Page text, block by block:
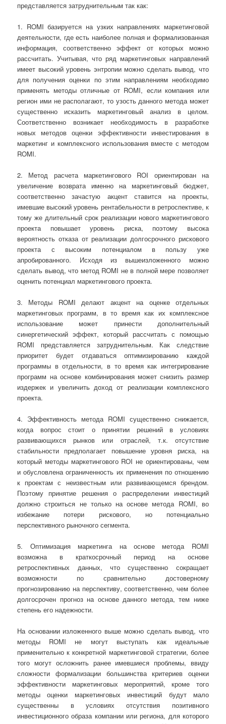
представляется затруднительным так как:
1. ROMI базируется на узких направлениях маркетинговой
деятельности, где есть наиболее полная и формализованная
информация, соответственно эффект от которых можно
рассчитать. Учитывая, что ряд маркетинговых направлений
имеет высокий уровень энтропии можно сделать вывод, что
для получения оценки по этим направлениям необходимо
применять методы отличные от ROMI, если компания или
регион ими не располагают, то узость данного метода может
существенно исказить маркетинговый анализ в целом.
Соответственно возникает необходимость в разработке
новых методов оценки эффективности инвестирования в
маркетинг и комплексного использования вместе с методом
ROMI.
2. Метод расчета маркетингового ROI ориентирован на
увеличение возврата именно на маркетинговый бюджет,
соответственно зачастую акцент ставится на проекты,
имевшие высокий уровень рентабельности в ретроспективе, к
тому же длительный срок реализации нового маркетингового
проекта повышает уровень риска, поэтому высока
вероятность отказа от реализации долгосрочного рискового
проекта с высоким потенциалом в пользу уже
апробированного. Исходя из вышеизложенного можно
сделать вывод, что метод ROMI не в полной мере позволяет
оценить потенциал маркетингового проекта.
3. Методы ROMI делают акцент на оценке отдельных
маркетинговых программ, в то время как их комплексное
использование может принести дополнительный
синергетический эффект, который рассчитать с помощью
ROMI представляется затруднительным. Как следствие
приоритет будет отдаваться оптимизированию каждой
программы в отдельности, в то время как интегрирование
программ на основе комбинирования может снизить размер
издержек и увеличить доход от реализации комплексного
проекта.
4. Эффективность метода ROMI существенно снижается,
когда вопрос стоит о принятии решений в условиях
развивающихся рынков или отраслей, т.к. отсутствие
стабильности предполагает повышение уровня риска, на
который методы маркетингового ROI не ориентированы, чем
и обусловлена ограниченность их применения по отношению
к проектам с неизвестным или развивающемся брендом.
Поэтому принятие решения о распределении инвестиций
должно строиться не только на основе метода ROMI, во
избежание потери рискового, но потенциально
перспективного рыночного сегмента.
5. Оптимизация маркетинга на основе метода ROMI
возможна в краткосрочный период на основе
ретроспективных данных, что существенно сокращает
возможности по сравнительно достоверному
прогнозированию на перспективу, соответственно, чем более
долгосрочен прогноз на основе данного метода, тем ниже
степень его надежности.
На основании изложенного выше можно сделать вывод, что
методы ROMI не могут выступать как идеальные
применительно к конкретной маркетинговой стратегии, более
того могут осложнить ранее имевшиеся проблемы, ввиду
сложности формализации большинства критериев оценки
эффективности маркетинговых мероприятий, кроме того
методы оценки маркетинговых инвестиций будут мало
существенны в условиях отсутствия позитивного
инвестиционного образа компании или региона, для которого